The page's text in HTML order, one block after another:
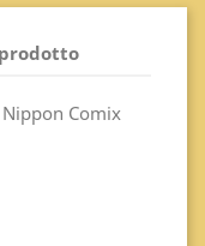
Nippon Comix